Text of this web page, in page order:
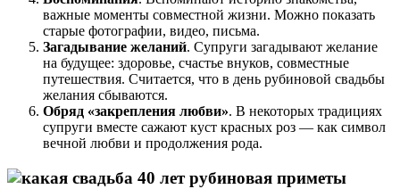
важные моменты совместной жизни. Можно показать
старые фотографии, видео, письма.
Загадывание желаний. Супруги загадывают желание
на будущее: здоровье, счастье внуков, совместные
путешествия. Считается, что в день рубиновой свадьбы
желания сбываются.
Обряд «закрепления любви». В некоторых традициях
супруги вместе сажают куст красных роз — как символ
вечной любви и продолжения рода.